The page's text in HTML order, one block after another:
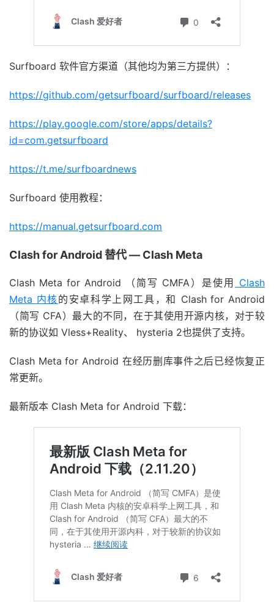
Surfboard 软件官方渠道（其他均为第三方提供）：
https://github.com/getsurfboard/surfboard/releases
https://play.google.com/store/apps/details?
id=com.getsurfboard
https://t.me/surfboardnews
Surfboard 使用教程：
https://manual.getsurfboard.com
Clash for Android 替代 — Clash Meta
Clash Meta for Android （简写 CMFA）是使用
Clash
Meta 内核的安卓科学上网工具，和 Clash for Android
（简写 CFA）最大的不同，在于其使用开源内核，对于较
新的协议如 Vless+Reality、 hysteria 2也提供了支持。
Clash Meta for Android 在经历删库事件之后已经恢复正
常更新。
最新版本 Clash Meta for Android 下载：